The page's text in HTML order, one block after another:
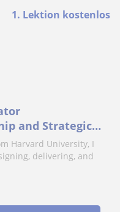
1. Lektion kostenlos
and Strategic
Harvard University, I
delivering, and